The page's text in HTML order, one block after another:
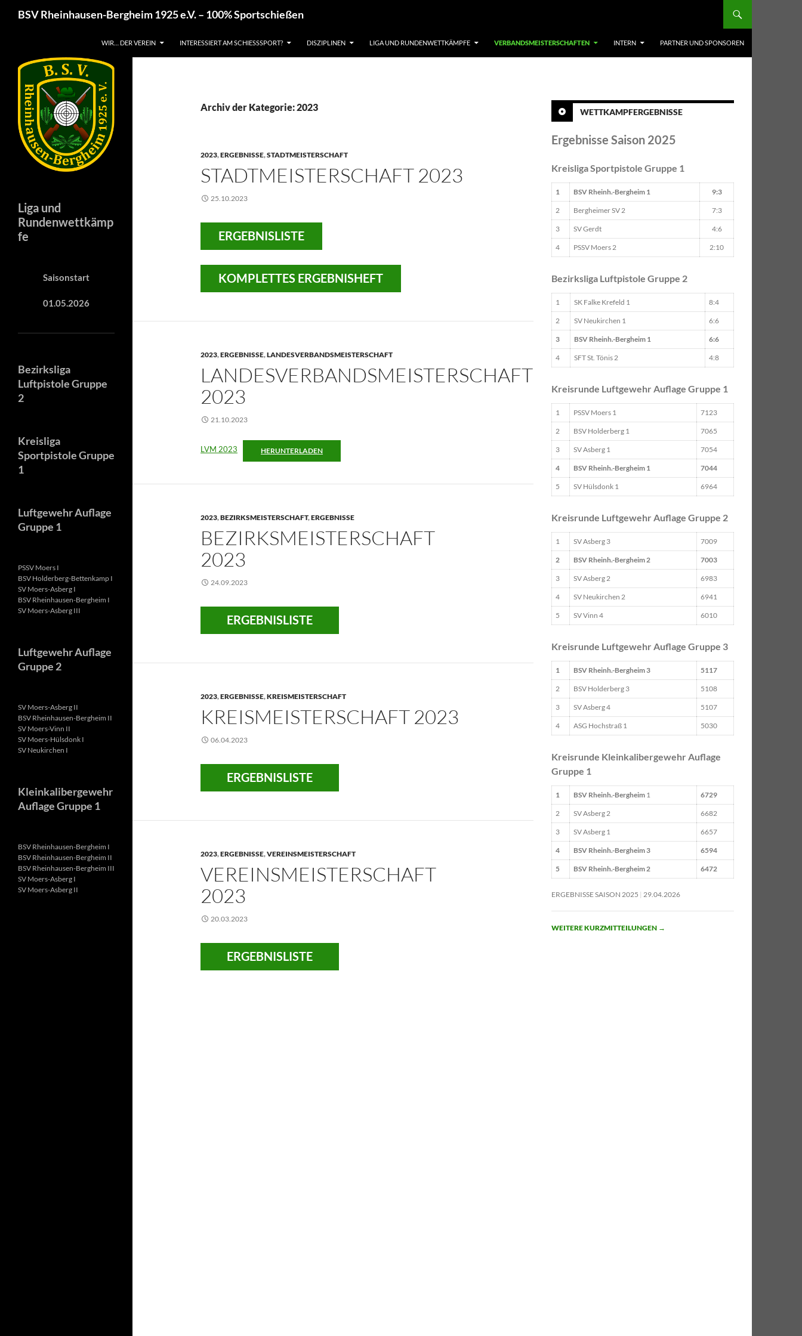
InhaltBSV Rheinhausen-Bergheim 1925 e.V. – 100% Sportschießen
WIR… DER VEREIN INTERESSIERT AM SCHIESSSPORT? DISZIPLINEN LIGA UND RUNDENWETTKÄMPFE VERBANDSMEISTERSCHAFTEN INTERN PARTNER UND SPONSOREN
Archiv der Kategorie: 2023
2023,ERGEBNISSE,STADTMEISTERSCHAFT
STADTMEISTERSCHAFT 2023
25.10.2023
ERGEBNISLISTE
KOMPLETTES ERGEBNISHEFT
2023,ERGEBNISSE,LANDESVERBANDSMEISTERSCHAFT
LANDESVERBANDSMEISTERSCHAFT
2023
21.10.2023
LVM 2023 HERUNTERLADEN
2023,BEZIRKSMEISTERSCHAFT,ERGEBNISSE
BEZIRKSMEISTERSCHAFT
2023
24.09.2023
ERGEBNISLISTE
2023,ERGEBNISSE,KREISMEISTERSCHAFT
KREISMEISTERSCHAFT 2023
06.04.2023
ERGEBNISLISTE
2023,ERGEBNISSE,VEREINSMEISTERSCHAFT
VEREINSMEISTERSCHAFT
2023
20.03.2023
ERGEBNISLISTE
WETTKAMPFERGEBNISSE
Ergebnisse Saison 2025
Kreisliga Sportpistole Gruppe 1
1 BSV Rheinh.-Bergheim 1 9:3
2 Bergheimer SV 2 7:3
3 SV Gerdt 4:6
4 PSSV Moers 2 2:10
Bezirksliga Luftpistole Gruppe 2
1 SK Falke Krefeld 1 8:4
2 SV Neukirchen 1 6:6
3 BSV Rheinh.-Bergheim 1 6:6
4 SFT St. Tönis 2 4:8
Kreisrunde Luftgewehr Auflage Gruppe 1
1 PSSV Moers 1 7123
2 BSV Holderberg 1 7065
3 SV Asberg 1 7054
4 BSV Rheinh.-Bergheim 1 7044
5 SV Hülsdonk 1 6964
Kreisrunde Luftgewehr Auflage Gruppe 2
1 SV Asberg 3 7009
2 BSV Rheinh.-Bergheim 2 7003
3 SV Asberg 2 6983
4 SV Neukirchen 2 6941
5 SV Vinn 4 6010
Kreisrunde Luftgewehr Auflage Gruppe 3
1 BSV Rheinh.-Bergheim 3 5117
2 BSV Holderberg 3 5108
3 SV Asberg 4 5107
4 ASG Hochstraß 1 5030
Kreisrunde Kleinkalibergewehr Auflage
Gruppe 1
1 BSV Rheinh.-Bergheim 1 6729
2 SV Asberg 2 6682
3 SV Asberg 1 6657
4 BSV Rheinh.-Bergheim 3 6594
5 BSV Rheinh.-Bergheim 2 6472
ERGEBNISSE SAISON 2025 29.04.2026
WEITERE KURZMITTEILUNGEN →
Liga und
Rundenwettkämp
fe
Saisonstart
01.05.2026
Bezirksliga
Luftpistole Gruppe
2
Kreisliga
Sportpistole Gruppe
1
Luftgewehr Auflage
Gruppe 1
PSSV Moers I
BSV Holderberg-Bettenkamp I
SV Moers-Asberg I
BSV Rheinhausen-Bergheim I
SV Moers-Asberg III
Luftgewehr Auflage
Gruppe 2
SV Moers-Asberg II
BSV Rheinhausen-Bergheim II
SV Moers-Vinn II
SV Moers-Hülsdonk I
SV Neukirchen I
Kleinkalibergewehr
Auflage Gruppe 1
BSV Rheinhausen-Bergheim I
BSV Rheinhausen-Bergheim II
BSV Rheinhausen-Bergheim III
SV Moers-Asberg I
SV Moers-Asberg II